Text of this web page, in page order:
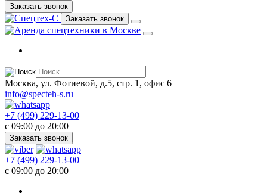
Заказать звонок
Заказать звонок
Москва, ул. Фотиевой, д.5, стр. 1, офис 6
info@specteh-s.ru
+7 (499) 229-13-00
c 09:00 до 20:00
Заказать звонок
+7 (499) 229-13-00
c 09:00 до 20:00